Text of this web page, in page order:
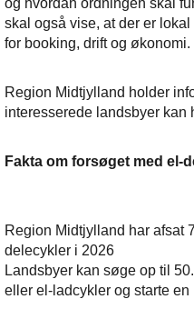
og hvordan ordningen skal
skal også vise, at der er
for booking, drift og økonomi.
Region Midtjylland holder
interesserede landsbyer kan
Fakta om forsøget med el-
Region Midtjylland har afsat
delecykler i 2026
Landsbyer kan søge op til
eller el-ladcykler og starte